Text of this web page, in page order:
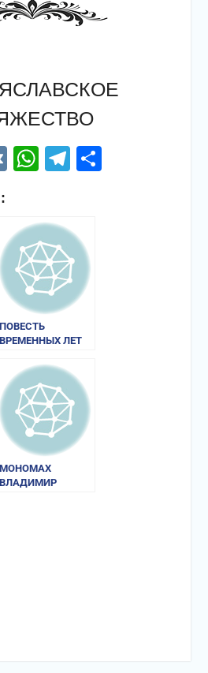
VKWhatsApp
Telegram
ПОВЕСТЬ
ВРЕМЕННЫХ ЛЕТ
МОНОМАХ
ВЛАДИМИР